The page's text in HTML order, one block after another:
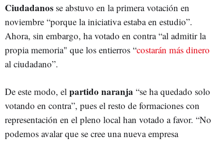
Ciudadanos se abstuvo en la primera votación en
noviembre “porque la iniciativa estaba en estudio”.
Ahora, sin embargo, ha votado en contra “al admitir la
propia memoria" que los entierros “costarán más dinero
al ciudadano”.
De este modo, el partido naranja “se ha quedado solo
votando en contra”, pues el resto de formaciones con
representación en el pleno local han votado a favor. “No
podemos avalar que se cree una nueva empresa